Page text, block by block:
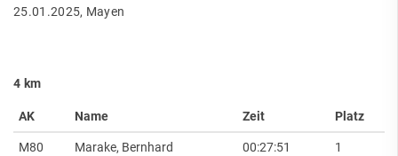
25.01.2025, Mayen
4 km
AK Name Zeit Platz
M80 Marake, Bernhard 00:27:51 1